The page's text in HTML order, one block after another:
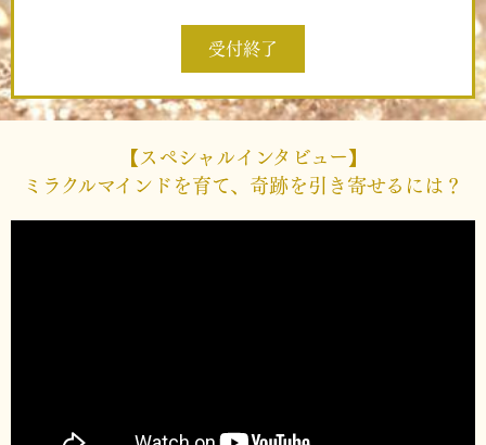
受付終了
【スペシャルインタビュー】
ミラクルマインドを育て、奇跡を引き寄せるには？